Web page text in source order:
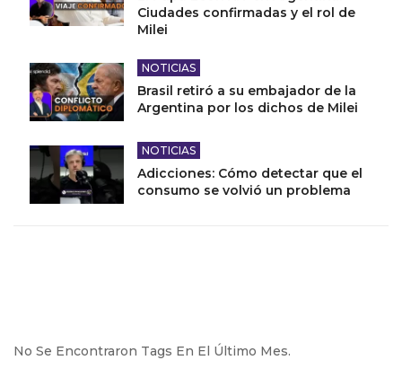
Ciudades confirmadas y el rol de
Milei
NOTICIAS
Brasil retiró a su embajador de la
Argentina por los dichos de Milei
NOTICIAS
Adicciones: Cómo detectar que el
consumo se volvió un problema
No Se Encontraron Tags En El Último Mes.